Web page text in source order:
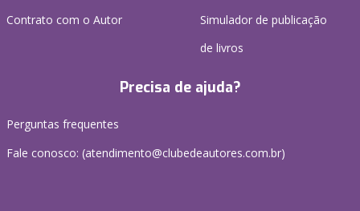
Contrato com o Autor
Simulador de publicação
de livros
Precisa de ajuda?
Perguntas frequentes
Fale conosco: (atendimento@clubedeautores.com.br)